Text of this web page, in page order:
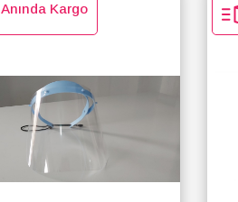
Anında Kargo